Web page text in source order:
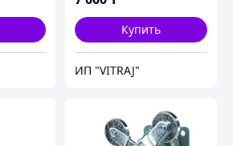
Купить
ИП "VITRAJ"